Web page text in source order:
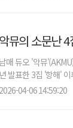
악뮤의 소문난
남매 듀오 '악뮤
년 발표한 3집 '항해'
2026-04-06 14:59:20